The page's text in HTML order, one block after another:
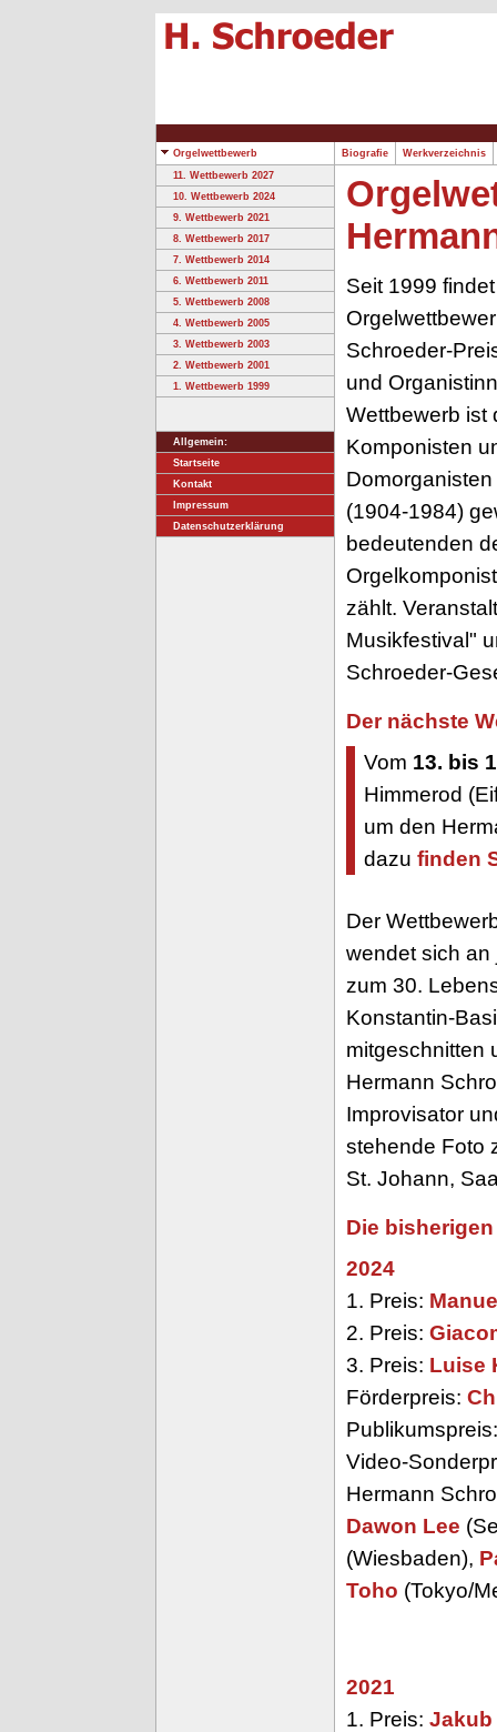
Orgelwettbewerb Biografie Werkverzeichnis
11. Wettbewerb 2027
10. Wettbewerb 2024
9. Wettbewerb 2021
8. Wettbewerb 2017
7. Wettbewerb 2014
6. Wettbewerb 2011
5. Wettbewerb 2008
4. Wettbewerb 2005
3. Wettbewerb 2003
2. Wettbewerb 2001
1. Wettbewerb 1999
Allgemein:
Startseite
Kontakt
Impressum
Datenschutzerklärung
Seit 1999
Schroeder-
und
Wettbewerb ist
Komponisten
(1904-1984)
bedeutenden
zählt.
Musikfestival"
Schroeder-
Der nächste
Vom 13. bis
Himmerod
um den
dazu finden
Der
wendet sich an
zum 30.
Konstantin-
mitgeschnitten
Hermann
Improvisator
stehende Foto
St. Johann,
Die
2024
1. Preis:
2. Preis:
3. Preis: Luise
Förderpreis:
Video-
Hermann
Dawon Lee
(Wiesbaden),
Toho (Tokyo/
2021
1. Preis: Jakub